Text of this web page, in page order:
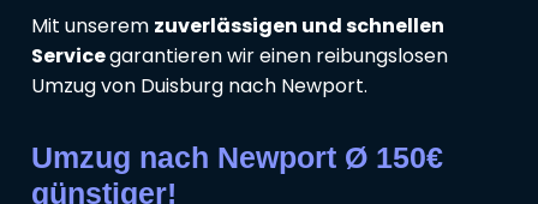
Mit unserem zuverlässigen und schnellen
Servicegarantieren wir einen reibungslosen
Umzug von Duisburg nach Newport.
Umzug nach Newport Ø 150€
günstiger!